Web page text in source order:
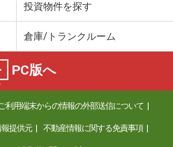
万円
県倉敷市大島
投資物件を探す
倉庫/トランクルーム
PC版へ
利用端末からの情報の外部送信について
提供元 不動産情報に関する免責事項